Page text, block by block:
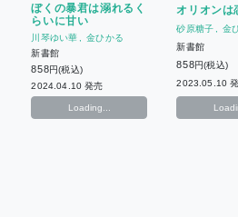
ぼくの暴君は溺れるく
らいに甘い
川琴ゆい華
金ひかる
新書館
858円(税込)
2024.04.10 発売
Loading...
オリオンは
砂原糖子
金
新書館
858円(税込)
2023.05.10